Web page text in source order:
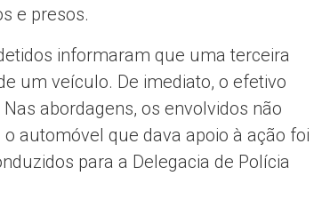
e presos.
informaram que uma terceira
um veículo. De imediato, o efetivo
abordagens, os envolvidos não
automóvel que dava apoio à ação foi
para a Delegacia de Polícia